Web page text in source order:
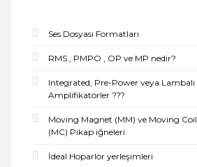
Ses Dosyası Formatları
RMS , PMPO , OP ve MP nedir?
Integrated, Pre-Power veya Lambalı
Amplifikatörler ???
Moving Magnet (MM) ve Moving Coil
(MC) Pikap iğneleri
İdeal Hoparlör yerleşimleri